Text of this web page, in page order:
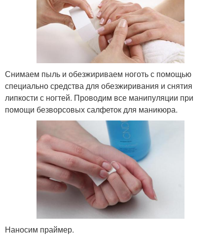
Снимаем пыль и обезжириваем ноготь с помощью
специально средства для обезжиривания и снятия
липкости с ногтей. Проводим все манипуляции при
помощи безворсовых салфеток для маникюра.
Наносим праймер.